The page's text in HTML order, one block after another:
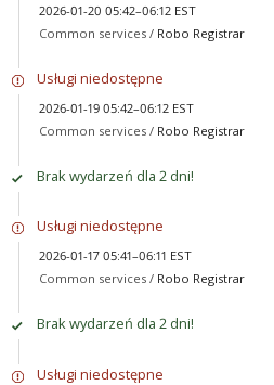
2026-01-20 05:42–06:12 EST
Common services / Robo Registrar
Usługi niedostępne
2026-01-19 05:42–06:12 EST
Common services / Robo Registrar
Brak wydarzeń dla 2 dni!
Usługi niedostępne
2026-01-17 05:41–06:11 EST
Common services / Robo Registrar
Brak wydarzeń dla 2 dni!
Usługi niedostępne